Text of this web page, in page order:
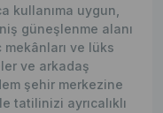
kullanıma uygun,
güneşlenme alanı
ve lüks
ve arkadaş
şehir merkezine
tatilinizi ayrıcalıklı